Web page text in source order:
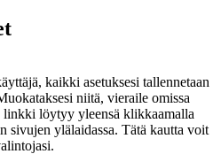
kaikki asetuksesi tallennetaan
niitä, vieraile omissa
linkki löytyy yleensä klikkaamalla
sivujen ylälaidassa. Tätä kautta voit